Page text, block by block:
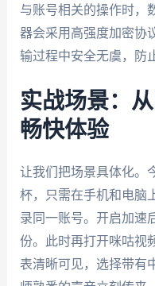
与账号相关的操作时，
器会采用高强度加密协
输过程中安全无虞，防
实战场景：
畅快体验
让我们把场景具体化。
杯，只需在手机和电脑
录同一账号。开启加速
份。此时再打开咪咕视
表清晰可见，选择带有